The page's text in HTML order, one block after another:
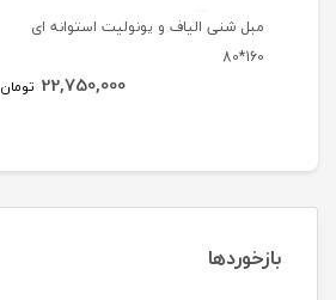
مبل شنی الیاف و یونولیت استوانه ای
160*80
22,750,000 تومان
بازخوردها